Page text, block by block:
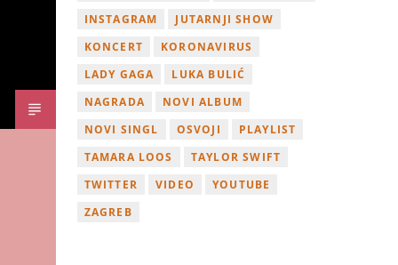
INSTAGRAM
JUTARNJI SHOW
KONCERT
KORONAVIRUS
LADY GAGA
LUKA BULIĆ
NAGRADA
NOVI ALBUM
NOVI SINGL
OSVOJI
PLAYLIST
TAMARA LOOS
TAYLOR SWIFT
TWITTER
VIDEO
YOUTUBE
ZAGREB